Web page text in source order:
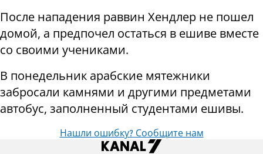
После нападения раввин Хендлер не пошел
домой, а предпочел остаться в ешиве вместе
со своими учениками.
В понедельник арабские мятежники
забросали камнями и другими предметами
автобус, заполненный студентами ешивы.
Нашли ошибку? Сообщите нам